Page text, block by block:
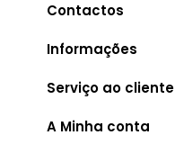
Contactos
Informações
Serviço ao cliente
A Minha conta